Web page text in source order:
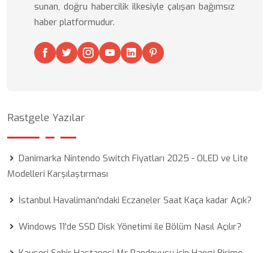
sunan, doğru habercilik ilkesiyle çalışan bağımsız
haber platformudur.
Rastgele Yazılar
Danimarka Nintendo Switch Fiyatları 2025 - OLED ve Lite
Modelleri Karşılaştırması
İstanbul Havalimanı'ndaki Eczaneler Saat Kaça kadar Açık?
Windows 11'de SSD Disk Yönetimi ile Bölüm Nasıl Açılır?